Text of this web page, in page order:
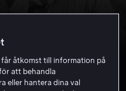
får åtkomst till information på
att behandla
eller hantera dina val